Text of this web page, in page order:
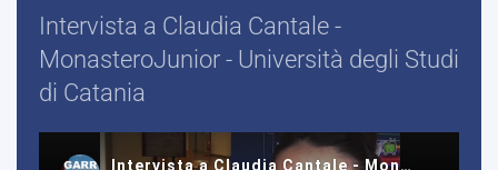
Intervista a Claudia Cantale -
MonasteroJunior - Università degli Studi
di Catania